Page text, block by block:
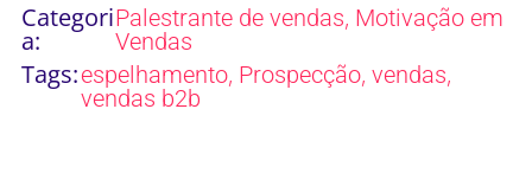
Categori
a:
Palestrante de vendas, Motivação em
Vendas
Tags:espelhamento, Prospecção, vendas,
vendas b2b